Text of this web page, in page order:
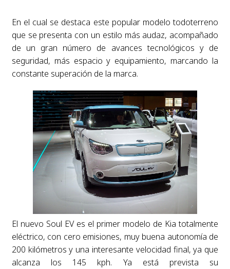
En el cual se destaca este popular modelo todoterreno
que se presenta con un estilo más audaz, acompañado
de un gran número de avances tecnológicos y de
seguridad, más espacio y equipamiento, marcando la
constante superación de la marca.
El nuevo Soul EV es el primer modelo de Kia totalmente
eléctrico, con cero emisiones, muy buena autonomía de
200 kilómetros y una interesante velocidad final, ya que
alcanza los 145 kph. Ya está prevista su